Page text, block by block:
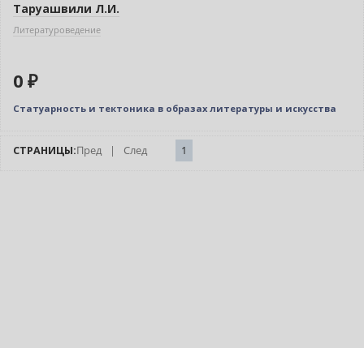
Таруашвили Л.И.
Литературоведение
0 ₽
Статуарность и тектоника в образах литературы и искусства
СТРАНИЦЫ:Пред | След 1